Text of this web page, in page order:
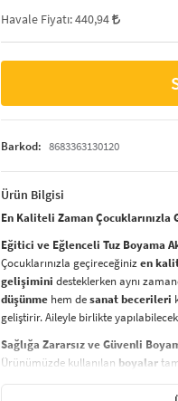
Havale Fiyatı:440,94
Barkod: 8683363130120
Ürün Bilgisi
En Kaliteli Zaman Çocuklarınızla
Eğitici ve Eğlenceli Tuz Boyama
Çocuklarınızla geçireceğiniz en
gelişimini desteklerken aynı
düşünme hem desanat becerileri
geliştirir. Aileyle birlikte yapılabilecek
Sağlığa Zararsız ve Güvenli
Ürünümüzde kullanılan boyalar